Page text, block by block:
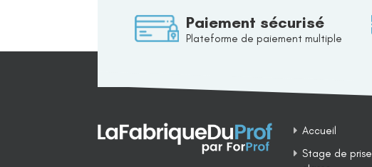
Paiement sécurisé
Plateforme de paiement multiple
Accueil
Stage de